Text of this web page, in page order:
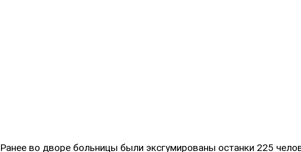
Ранее во дворе больницы были эксгумированы останки 225